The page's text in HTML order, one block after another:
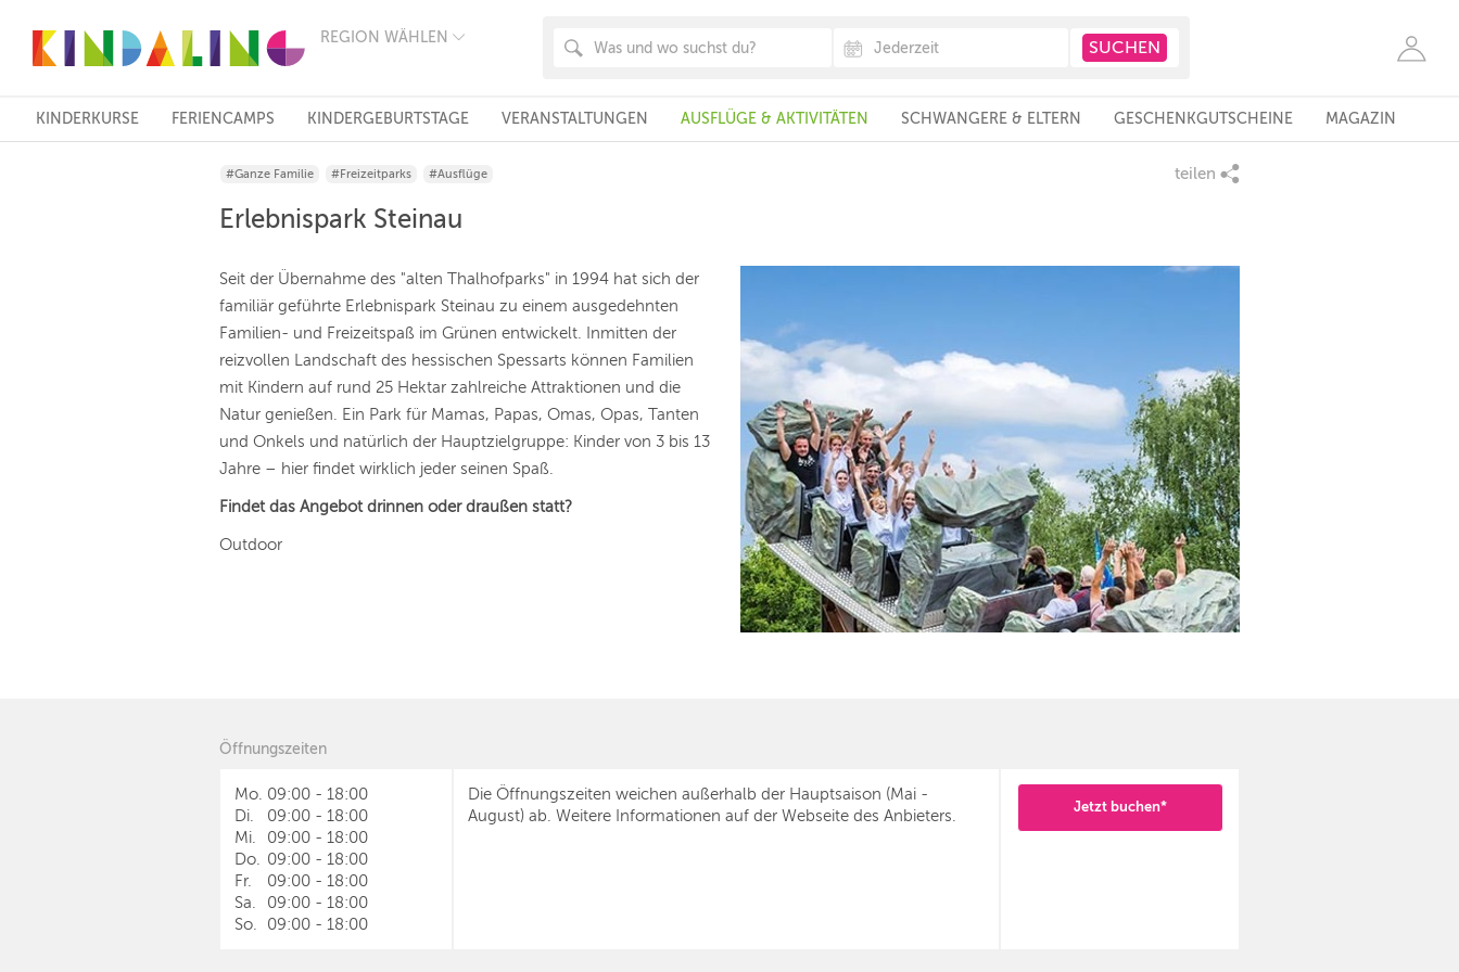
REGION WÄHLEN
FRANKFURT
KÖLN
STUTTGART
ESSEN
HANNOVER
DRESDEN
WIEN
ZÜRICH
ANDERE
KINDERKURSE FERIENCAMPS KINDERGEBURTSTAGE VERANSTALTUNGEN AUSFLÜGE & AKTIVITÄTEN SCHWANGERE & ELTERN GESCHENKGUTSCHEINE MAGAZIN
#Ganze Familie #Freizeitparks #Ausflüge teilen
Erlebnispark Steinau
Seit der Übernahme des "alten Thalhofparks" in 1994 hat sich der
familiär geführte Erlebnispark Steinau zu einem ausgedehnten
Familien- und Freizeitspaß im Grünen entwickelt. Inmitten der
reizvollen Landschaft des hessischen Spessarts können Familien
mit Kindern auf rund 25 Hektar zahlreiche Attraktionen und die
Natur genießen. Ein Park für Mamas, Papas, Omas, Opas, Tanten
und Onkels und natürlich der Hauptzielgruppe: Kinder von 3 bis 13
Jahre – hier findet wirklich jeder seinen Spaß.
Findet das Angebot drinnen oder draußen statt?
Outdoor
Öffnungszeiten
Mo. 09:00 - 18:00
Di.
09:00 - 18:00
Mi.
09:00 - 18:00
Do.
09:00 - 18:00
Fr.
09:00 - 18:00
Sa.
09:00 - 18:00
So.
09:00 - 18:00
Die Öffnungszeiten weichen außerhalb der Hauptsaison (Mai -
August) ab. Weitere Informationen auf der Webseite des Anbieters.
Jetzt buchen*